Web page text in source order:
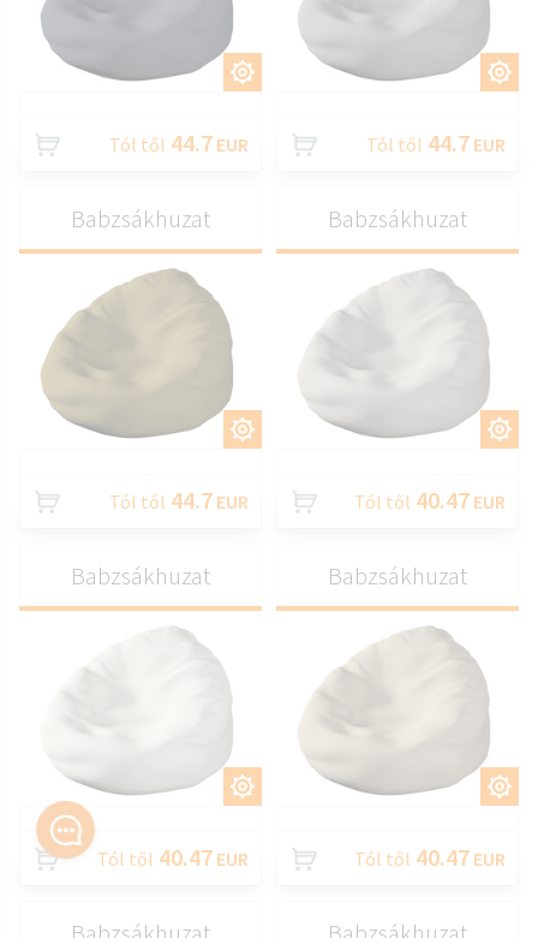
TESTRESZAB
Tól től 44.7 EUR
TESTRESZAB
Tól től 44.7 EUR
TESTRESZAB
Babzsákhuzat
Tól től 44.7 EUR
TESTRESZAB
Babzsákhuzat
Tól től 40.47 EUR
TESTRESZAB
Babzsákhuzat
Tól től 40.47 EUR
TESTRESZAB
Babzsákhuzat
Tól től 40.47 EUR